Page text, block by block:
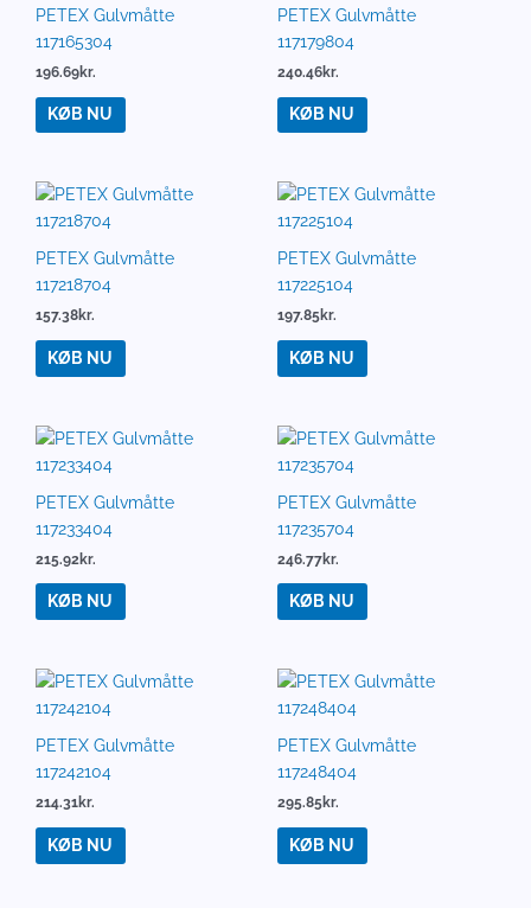
PETEX Gulvmåtte
117165304
196.69kr.
KØB NU
PETEX Gulvmåtte
117179804
240.46kr.
KØB NU
PETEX Gulvmåtte
117218704
157.38kr.
KØB NU
PETEX Gulvmåtte
117225104
197.85kr.
KØB NU
PETEX Gulvmåtte
117233404
215.92kr.
KØB NU
PETEX Gulvmåtte
117235704
246.77kr.
KØB NU
PETEX Gulvmåtte
117242104
214.31kr.
KØB NU
PETEX Gulvmåtte
117248404
295.85kr.
KØB NU